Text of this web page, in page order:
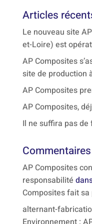
Articles
Le nouveau site
et-Loire) est
AP Composites
site de production
AP Composites
AP Composites,
Il ne suffira pas
AP Composites
responsabilité
Composites fait sa
alternant-